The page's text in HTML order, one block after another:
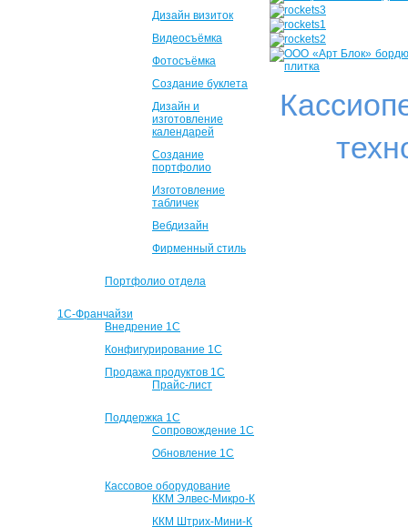
Дизайн визиток
Видеосъёмка
Фотосъёмка
Создание буклета
Дизайн и
изготовление
календарей
Создание
портфолио
Изготовление
табличек
Вебдизайн
Фирменный стиль
Портфолио отдела
1С-Франчайзи
Внедрение 1С
Конфигурирование 1С
Продажа продуктов 1С
Прайс-лист
Поддержка 1С
Сопровождение 1С
Обновление 1С
Кассовое оборудование
ККМ Элвес-Микро-К
ККМ Штрих-Мини-К